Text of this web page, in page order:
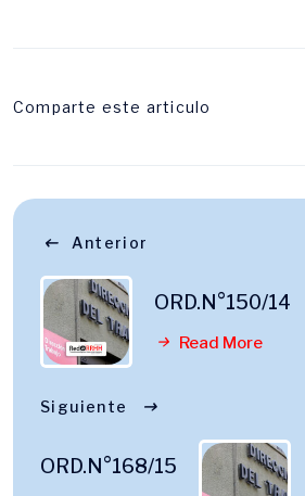
Comparte este articulo
Anterior
ORD.N°150/14
Read More
Siguiente
ORD.N°168/15